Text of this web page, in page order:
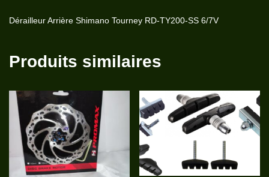
Dérailleur Arrière Shimano Tourney RD-TY200-SS 6/7V
Produits similaires